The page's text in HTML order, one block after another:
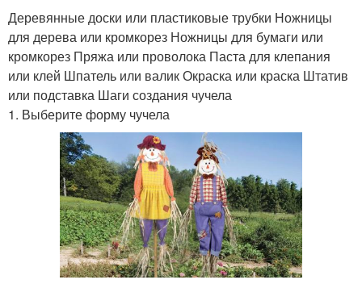
Деревянные доски или пластиковые трубки Ножницы
для дерева или кромкорез Ножницы для бумаги или
кромкорез Пряжа или проволока Паста для клепания
или клей Шпатель или валик Окраска или краска Штатив
или подставка Шаги создания чучела
1. Выберите форму чучела